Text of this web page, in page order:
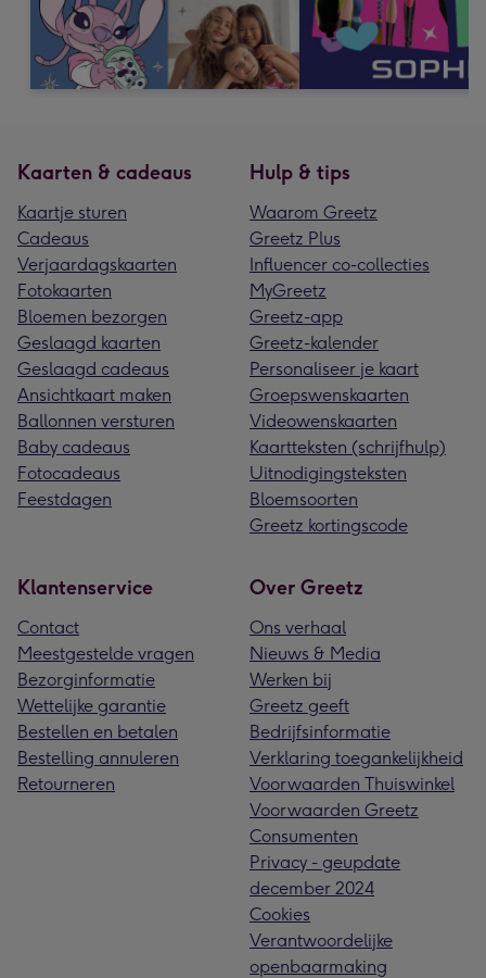
Kaarten & cadeaus
Kaartje sturen
Cadeaus
Verjaardagskaarten
Fotokaarten
Bloemen bezorgen
Geslaagd kaarten
Geslaagd cadeaus
Ansichtkaart maken
Ballonnen versturen
Baby cadeaus
Fotocadeaus
Feestdagen
Hulp & tips
Waarom Greetz
Greetz Plus
Influencer co-collecties
MyGreetz
Greetz-app
Greetz-kalender
Personaliseer je kaart
Groepswenskaarten
Videowenskaarten
Kaartteksten (schrijfhulp)
Uitnodigingsteksten
Bloemsoorten
Greetz kortingscode
Klantenservice
Contact
Meestgestelde vragen
Bezorginformatie
Wettelijke garantie
Bestellen en betalen
Bestelling annuleren
Retourneren
Over Greetz
Ons verhaal
Nieuws & Media
Werken bij
Greetz geeft
Bedrijfsinformatie
Verklaring toegankelijkheid
Voorwaarden Thuiswinkel
Voorwaarden Greetz
Consumenten
Privacy - geupdate
december 2024
Cookies
Verantwoordelijke
openbaarmaking